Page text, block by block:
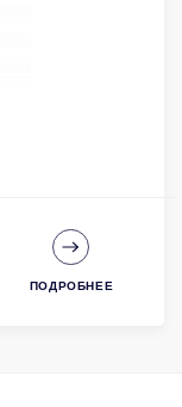
ПОДРОБНЕЕ